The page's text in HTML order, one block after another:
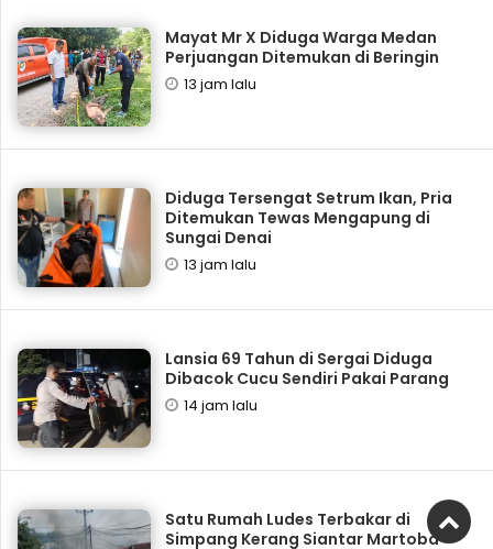
Mayat Mr X Diduga Warga Medan
Perjuangan Ditemukan di Beringin
13 jam lalu
Diduga Tersengat Setrum Ikan, Pria
Ditemukan Tewas Mengapung di
Sungai Denai
13 jam lalu
Lansia 69 Tahun di Sergai Diduga
Dibacok Cucu Sendiri Pakai Parang
14 jam lalu
Satu Rumah Ludes Terbakar di
Simpang Kerang Siantar Martoba